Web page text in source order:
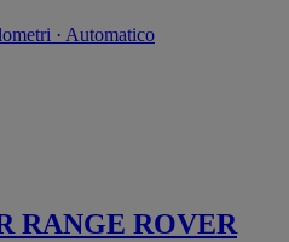
· Automatico
RANGE ROVER